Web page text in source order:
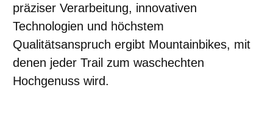
präziser Verarbeitung, innovativen
Technologien und höchstem
Qualitätsanspruch ergibt Mountainbikes, mit
denen jeder Trail zum waschechten
Hochgenuss wird.